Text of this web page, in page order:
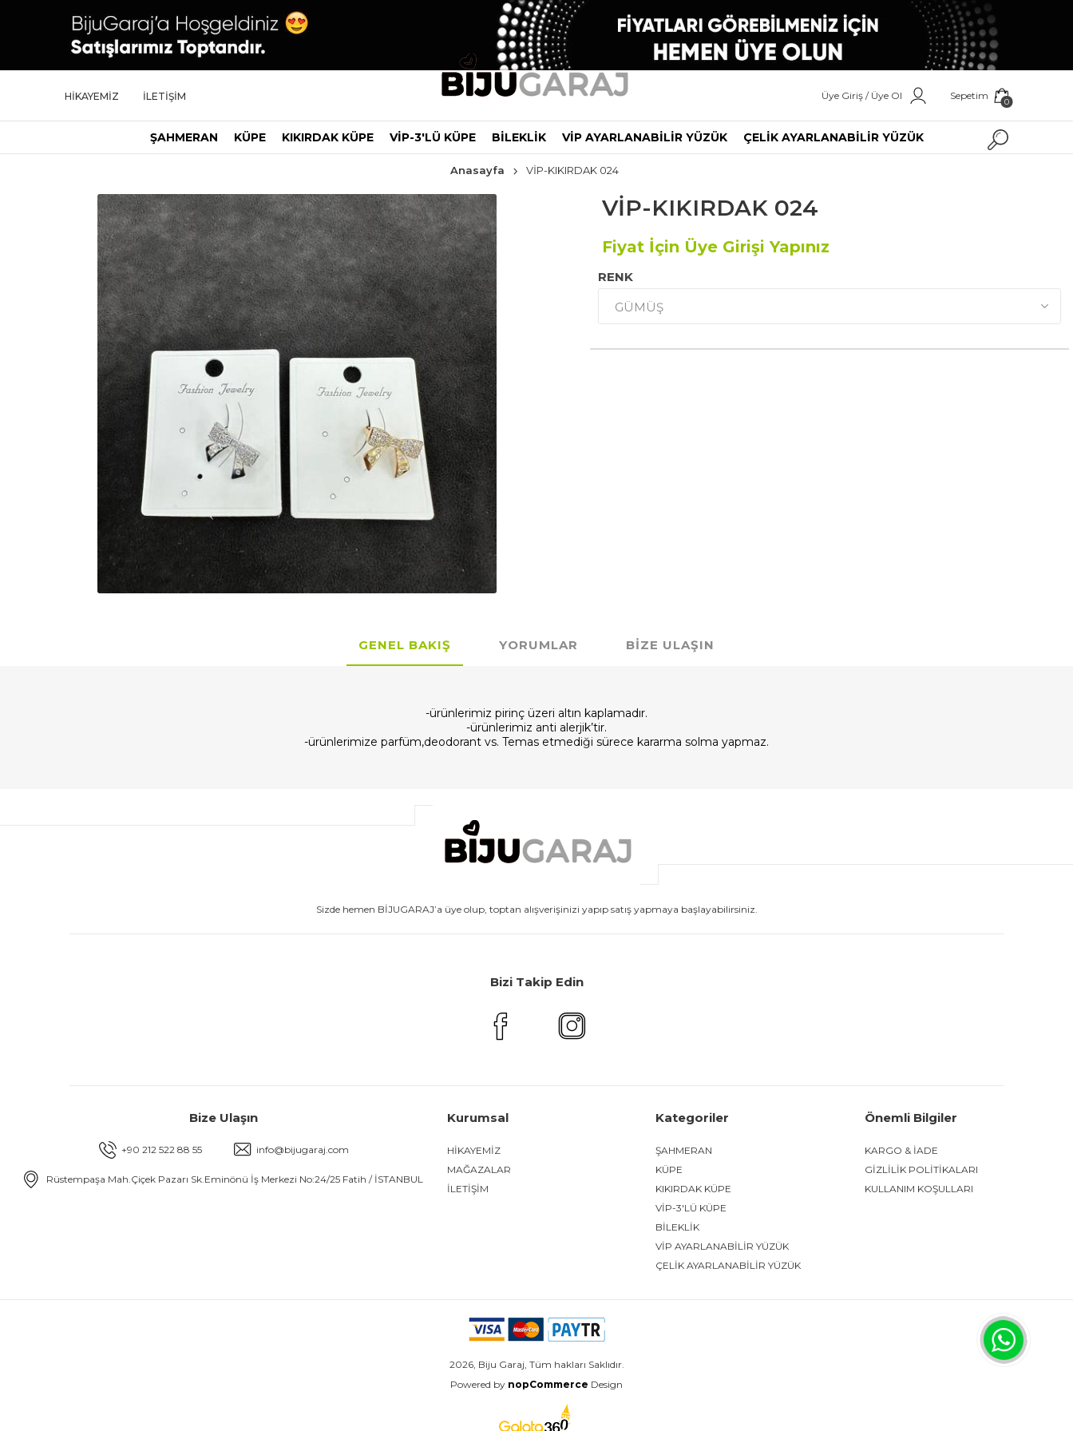
HİKAYEMİZ İLETİŞİM
ŞAHMERAN KÜPE KIKIRDAK KÜPE VİP-3'LÜ KÜPE BİLEKLİK VİP AYARLANABİLİR YÜZÜK ÇELİK AYARLANABİLİR YÜZÜK
Üye Giriş / Üye Ol Sepetim 0
Anasayfa VİP-KIKIRDAK 024
VİP-KIKIRDAK 024
Fiyat İçin Üye Girişi Yapınız
RENK
GENEL BAKIŞ YORUMLAR BIZE ULAŞIN
-ürünlerimiz pirinç üzeri altın kaplamadır.
-ürünlerimiz anti alerjik’tir.
-ürünlerimize parfüm,deodorant vs. Temas etmediği sürece kararma solma yapmaz.
Sizde hemen BİJUGARAJ’a üye olup, toptan alışverişinizi yapıp satış yapmaya başlayabilirsiniz.
Bizi Takip Edin
Bize Ulaşın
+90 212 522 88 55 info@bijugaraj.com
Rüstempaşa Mah.Çiçek Pazarı Sk.Eminönü İş Merkezi No:24/25 Fatih / İSTANBUL
Kurumsal
HİKAYEMİZ
MAĞAZALAR
İLETİŞİM
Kategoriler
ŞAHMERAN
KÜPE
KIKIRDAK KÜPE
VİP-3'LÜ KÜPE
BİLEKLİK
VİP AYARLANABİLİR YÜZÜK
ÇELİK AYARLANABİLİR YÜZÜK
Önemli Bilgiler
KARGO & İADE
GİZLİLİK POLİTİKALARI
KULLANIM KOŞULLARI
2026, Biju Garaj, Tüm hakları Saklıdır.
Powered by nopCommerce Design